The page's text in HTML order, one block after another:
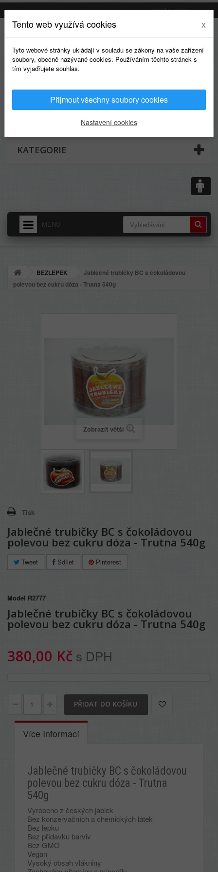
NAPIŠTE NÁM
0
KATEGORIE
DODÁNÍ - PŘEPRAVNÉ
BEZLEPEK
Jablečné trubičky BC s čokoládovou
polevou bez cukru dóza - Trutna 540g
Zobrazit větší
Tisk
Jablečné trubičky BC s čokoládovou
polevou bez cukru dóza - Trutna 540g
Tweet Sdílet Pinterest
Model R2777
Jablečné trubičky BC s čokoládovou
polevou bez cukru dóza - Trutna 540g
380,00 Kč s DPH
PŘIDAT DO KOŠÍKU
Více Informací
Jablečné trubičky BC s čokoládovou
polevou bez cukru dóza - Trutna
540g
Vyrobeno z českých jablek
Bez konzervačních a chemických látek
Bez lepku
Bez přídavku barviv
Bez GMO
Vegan
Vysoký obsah vlákniny
Tento web využívá cookies x
Tyto webové stránky ukládají v souladu se zákony na vaše zařízení
soubory, obecně nazývané cookies. Používáním těchto stránek s
tím vyjadřujete souhlas.
Přijmout všechny soubory cookies
Nastavení cookies